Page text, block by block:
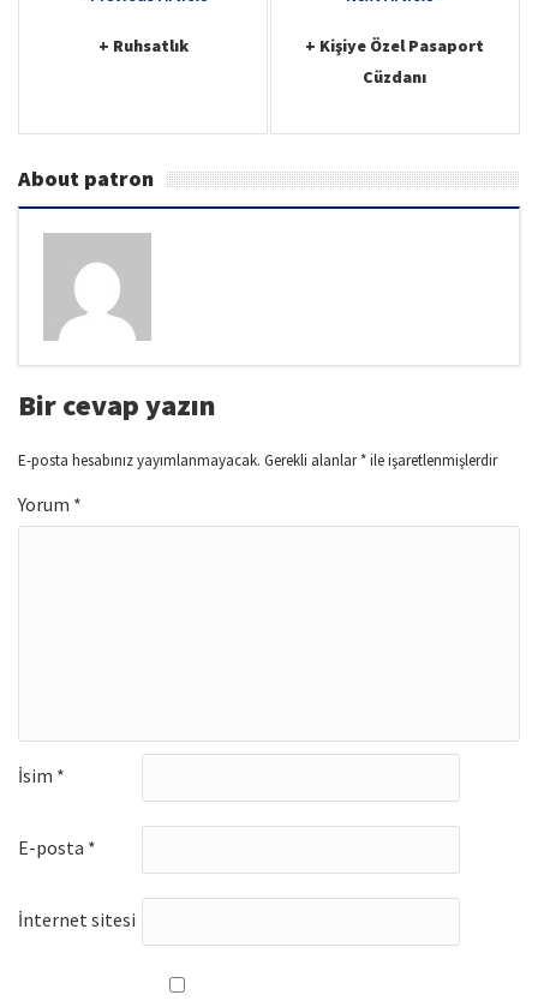
a
t
i
navigation
+ Ruhsatlık
+ Kişiye Özel Pasaport
Cüzdanı
About patron
Bir cevap yazın
E-posta hesabınız yayımlanmayacak. Gerekli alanlar*ile işaretlenmişlerdir
Yorum *
İsim *
E-posta *
İnternet sitesi